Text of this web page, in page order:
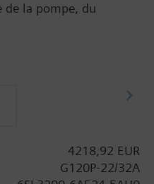
de la pompe, du
des bâtiments,
totale augmente
; FSB : 78 mm ; FSC :
4218,92 EUR
G120P-22/32A